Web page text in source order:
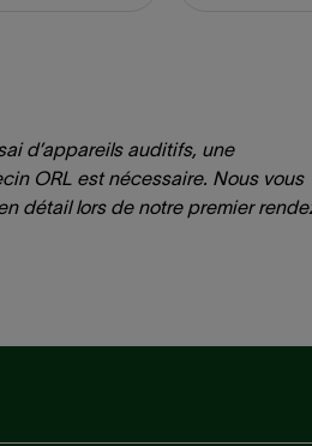
d’appareils auditifs, une
ORL est nécessaire. Nous vous
détail lors de notre premier